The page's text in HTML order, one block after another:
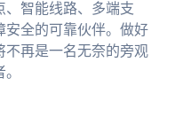
、智能线路、多端支
安全的可靠伙伴。做好
不再是一名无奈的旁观